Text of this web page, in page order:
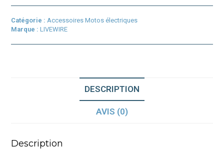
Livewire
Catégorie : Accessoires Motos électriques
Marque :LIVEWIRE
DESCRIPTION
AVIS (0)
Description